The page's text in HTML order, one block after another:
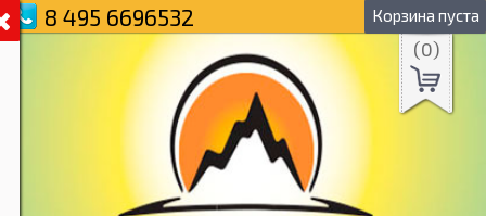
8 495 6696532 Корзина пуста
(0)